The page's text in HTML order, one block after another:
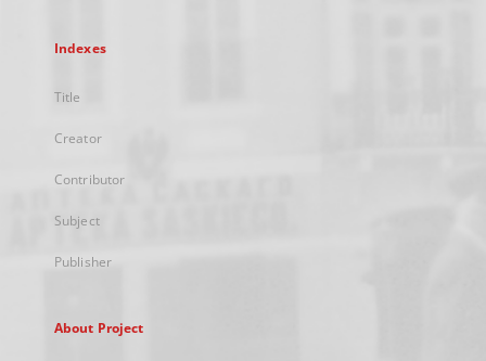
Indexes
Title
Creator
Contributor
Subject
Publisher
About Project